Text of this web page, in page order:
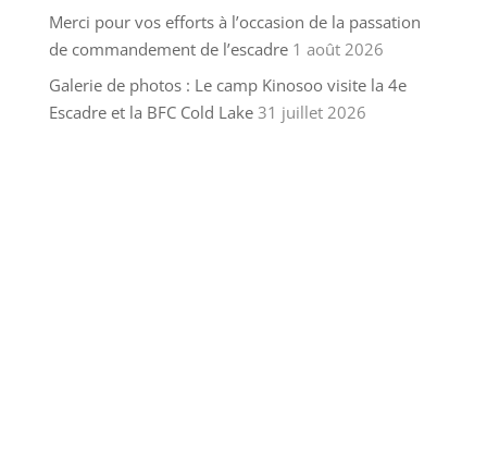
Merci pour vos efforts à l’occasion de la passation
de commandement de l’escadre 1 août 2026
Galerie de photos : Le camp Kinosoo visite la 4e
Escadre et la BFC Cold Lake 31 juillet 2026